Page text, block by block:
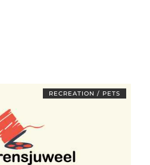
RECREATION / PETS